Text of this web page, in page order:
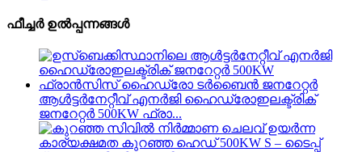
ഫീച്ചർ ഉൽപ്പന്നങ്ങൾ
ആൾട്ടർനേറ്റീവ് എനർജി ഹൈഡ്രോഇലക്ട്രിക്
ജനറേറ്റർ 500KW ഫ്രാ...